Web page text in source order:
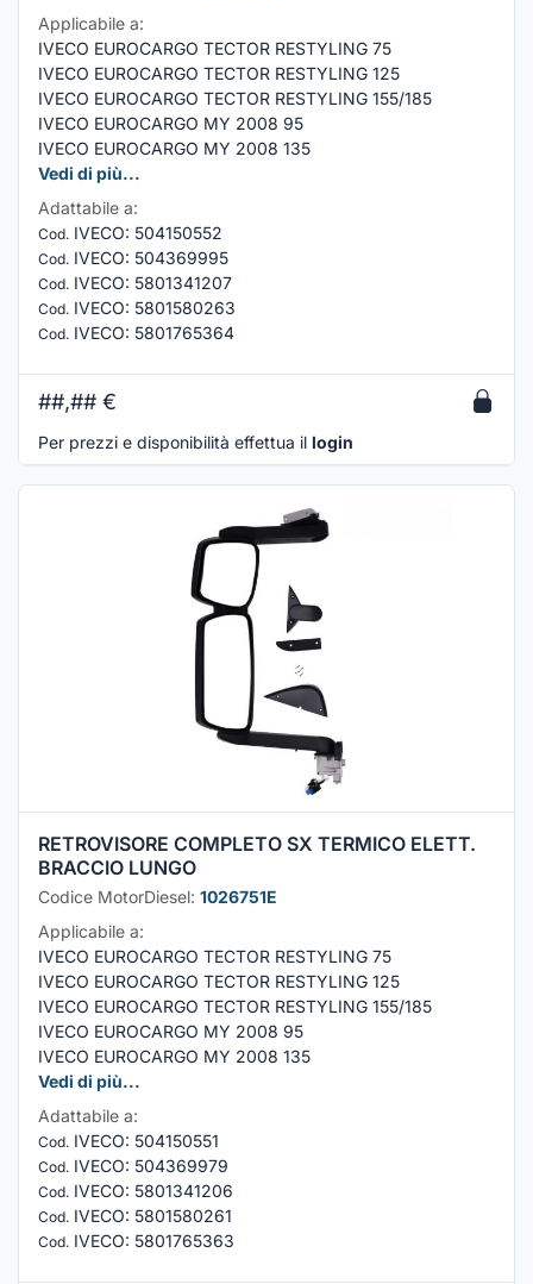
Applicabile a:
IVECO EUROCARGO TECTOR RESTYLING 75
IVECO EUROCARGO TECTOR RESTYLING 125
IVECO EUROCARGO TECTOR RESTYLING 155/185
IVECO EUROCARGO MY 2008 95
IVECO EUROCARGO MY 2008 135
Vedi di più...
Adattabile a:
Cod. IVECO: 504150552
Cod. IVECO: 504369995
Cod. IVECO: 5801341207
Cod. IVECO: 5801580263
Cod. IVECO: 5801765364
##,## €
Per prezzi e disponibilità effettua il login
RETROVISORE COMPLETO SX TERMICO ELETT.
BRACCIO LUNGO
Codice MotorDiesel: 1026751E
Applicabile a:
IVECO EUROCARGO TECTOR RESTYLING 75
IVECO EUROCARGO TECTOR RESTYLING 125
IVECO EUROCARGO TECTOR RESTYLING 155/185
IVECO EUROCARGO MY 2008 95
IVECO EUROCARGO MY 2008 135
Vedi di più...
Adattabile a:
Cod. IVECO: 504150551
Cod. IVECO: 504369979
Cod. IVECO: 5801341206
Cod. IVECO: 5801580261
Cod. IVECO: 5801765363